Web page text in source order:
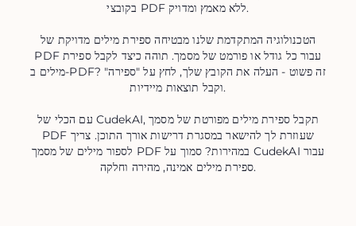
בקובצי PDF ללא מאמץ ומדויק.
הטכנולוגיה המתקדמת שלנו מבטיחה ספירת מילים מדויקת של
PDF עבור כל גודל או פורמט של מסמך. תוהה כיצד לקבל ספירת
מילים ב-PDF? זה פשוט - העלה את הקובץ שלך, לחץ על "ספירה"
וקבל תוצאות מיידיות.
עם הכלי של CudekAI, תקבל ספירת מילים מפורטת של מסמך
PDF שעוזרת לך להישאר במסגרת דרישות אורך התוכן. צריך
לספור מילים של מסמך PDF במהירות? סמוך על CudekAI עבור
ספירת מילים אמינה, מהירה וחלקה.